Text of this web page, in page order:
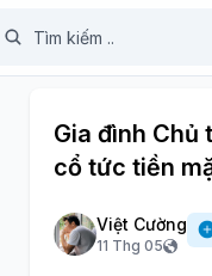
Gia đình Chủ
cổ tức tiền
Việt Cường
11 Thg 05